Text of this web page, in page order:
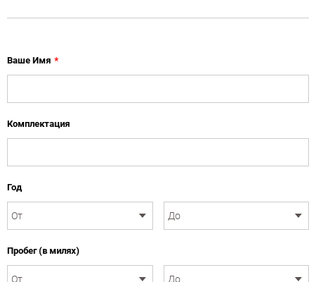
Ваше Имя *
Комплектация
Год
Пробег (в милях)